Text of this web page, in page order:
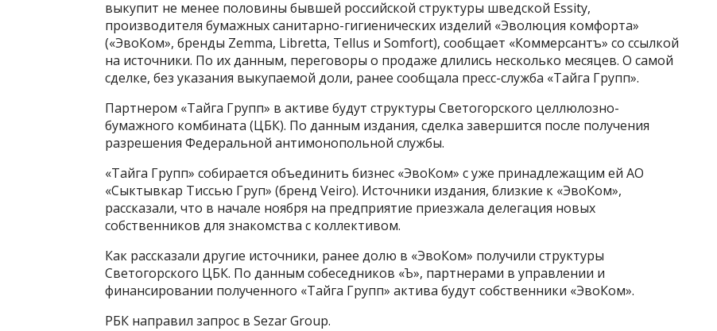
выкупит не менее половины бывшей российской структуры шведской Essity,
производителя бумажных санитарно-гигиенических изделий «Эволюция комфорта»
(«ЭвоКом», бренды Zemma, Libretta, Tellus и Somfort), сообщает «Коммерсантъ» со ссылкой
на источники. По их данным, переговоры о продаже длились несколько месяцев. О самой
сделке, без указания выкупаемой доли, ранее сообщала пресс-служба «Тайга Групп».
Партнером «Тайга Групп» в активе будут структуры Светогорского целлюлозно-
бумажного комбината (ЦБК). По данным издания, сделка завершится после получения
разрешения Федеральной антимонопольной службы.
«Тайга Групп» собирается объединить бизнес «ЭвоКом» с уже принадлежащим ей АО
«Сыктывкар Тиссью Груп» (бренд Veiro). Источники издания, близкие к «ЭвоКом»,
рассказали, что в начале ноября на предприятие приезжала делегация новых
собственников для знакомства с коллективом.
Как рассказали другие источники, ранее долю в «ЭвоКом» получили структуры
Светогорского ЦБК. По данным собеседников «Ъ», партнерами в управлении и
финансировании полученного «Тайга Групп» актива будут собственники «ЭвоКом».
РБК направил запрос в Sezar Group.